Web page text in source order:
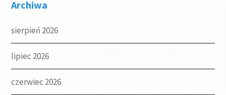
Archiwa
sierpień 2026
lipiec 2026
czerwiec 2026